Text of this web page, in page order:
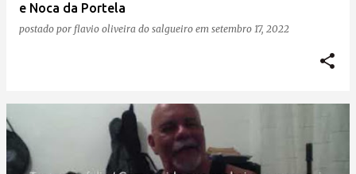
e Noca da Portela
postado por flavio oliveira do salgueiro em setembro 17, 2022